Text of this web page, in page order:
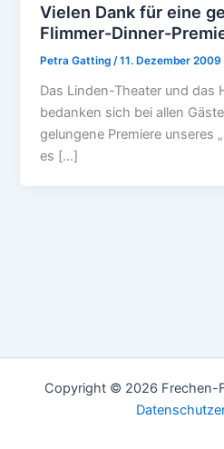
Vielen Dank für eine
Flimmer-Dinner-
Petra Gatting /11. Dezember 2009
Das Linden-Theater und das
bedanken sich bei allen
gelungene Premiere unseres
es […]
Copyright © 2026 Frechen-